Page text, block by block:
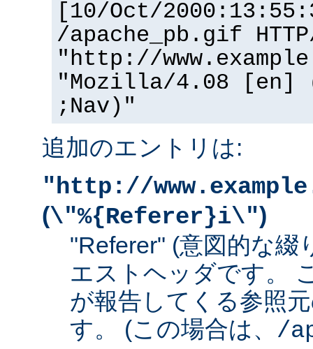
[10/Oct/
/apache_pb.gif
"http://
"Mozilla/4.08 [en]
;Nav)"
追加のエントリは:
"http://
(\"%{Referer}i\")
"Referer" (意図的な綴
エストヘッダです。
が報告してくる参照
す。 (この場合は、 /